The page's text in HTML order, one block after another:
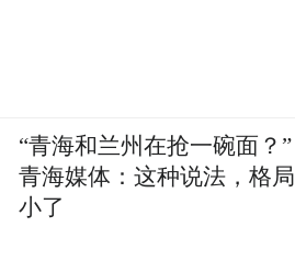
“青海和兰州在抢一碗面？”
青海媒体：这种说法，格局
小了